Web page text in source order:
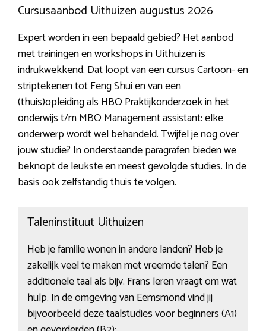
Cursusaanbod Uithuizen augustus 2026
Expert worden in een bepaald gebied? Het aanbod
met trainingen en workshops in Uithuizen is
indrukwekkend. Dat loopt van een cursus Cartoon- en
striptekenen tot Feng Shui en van een
(thuis)opleiding als HBO Praktijkonderzoek in het
onderwijs t/m MBO Management assistant: elke
onderwerp wordt wel behandeld. Twijfel je nog over
jouw studie? In onderstaande paragrafen bieden we
beknopt de leukste en meest gevolgde studies. In de
basis ook zelfstandig thuis te volgen.
Taleninstituut Uithuizen
Heb je familie wonen in andere landen? Heb je
zakelijk veel te maken met vreemde talen? Een
additionele taal als bijv. Frans leren vraagt om wat
hulp. In de omgeving van Eemsmond vind jij
bijvoorbeeld deze taalstudies voor beginners (A1)